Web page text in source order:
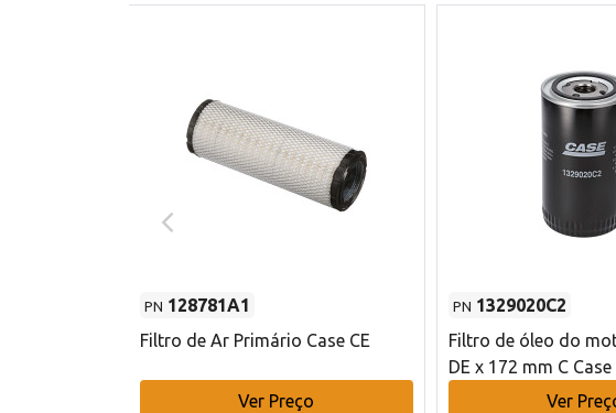
PN 128781A1
Filtro de Ar Primário Case CE
Ver Preço
PN 1329020C2
Filtro de óleo do
DE x 172 mm C Case
Ver